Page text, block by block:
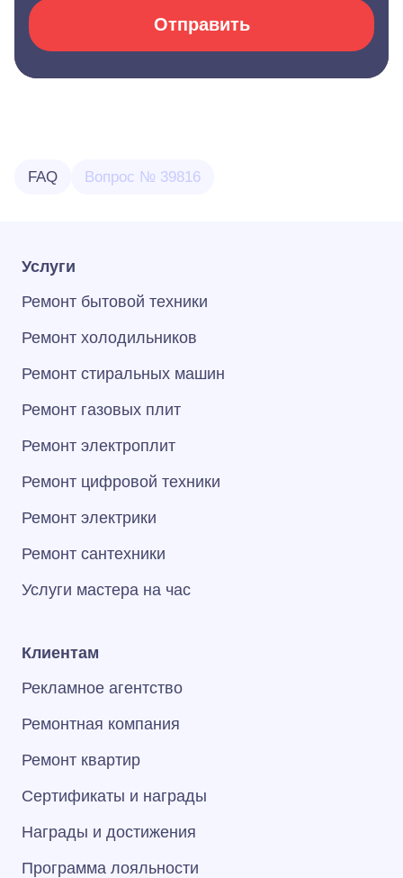
Отправить
FAQ Вопрос № 39816
Услуги
Ремонт бытовой техники
Ремонт холодильников
Ремонт стиральных машин
Ремонт газовых плит
Ремонт электроплит
Ремонт цифровой техники
Ремонт электрики
Ремонт сантехники
Услуги мастера на час
Клиентам
Рекламное агентство
Ремонтная компания
Ремонт квартир
Сертификаты и награды
Награды и достижения
Программа лояльности